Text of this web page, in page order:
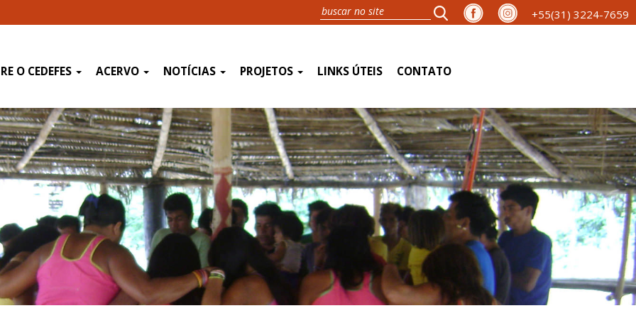
+55(31) 3224-7659
O CEDEFES ACERVO NOTÍCIAS PROJETOS LINKS ÚTEIS CONTATO